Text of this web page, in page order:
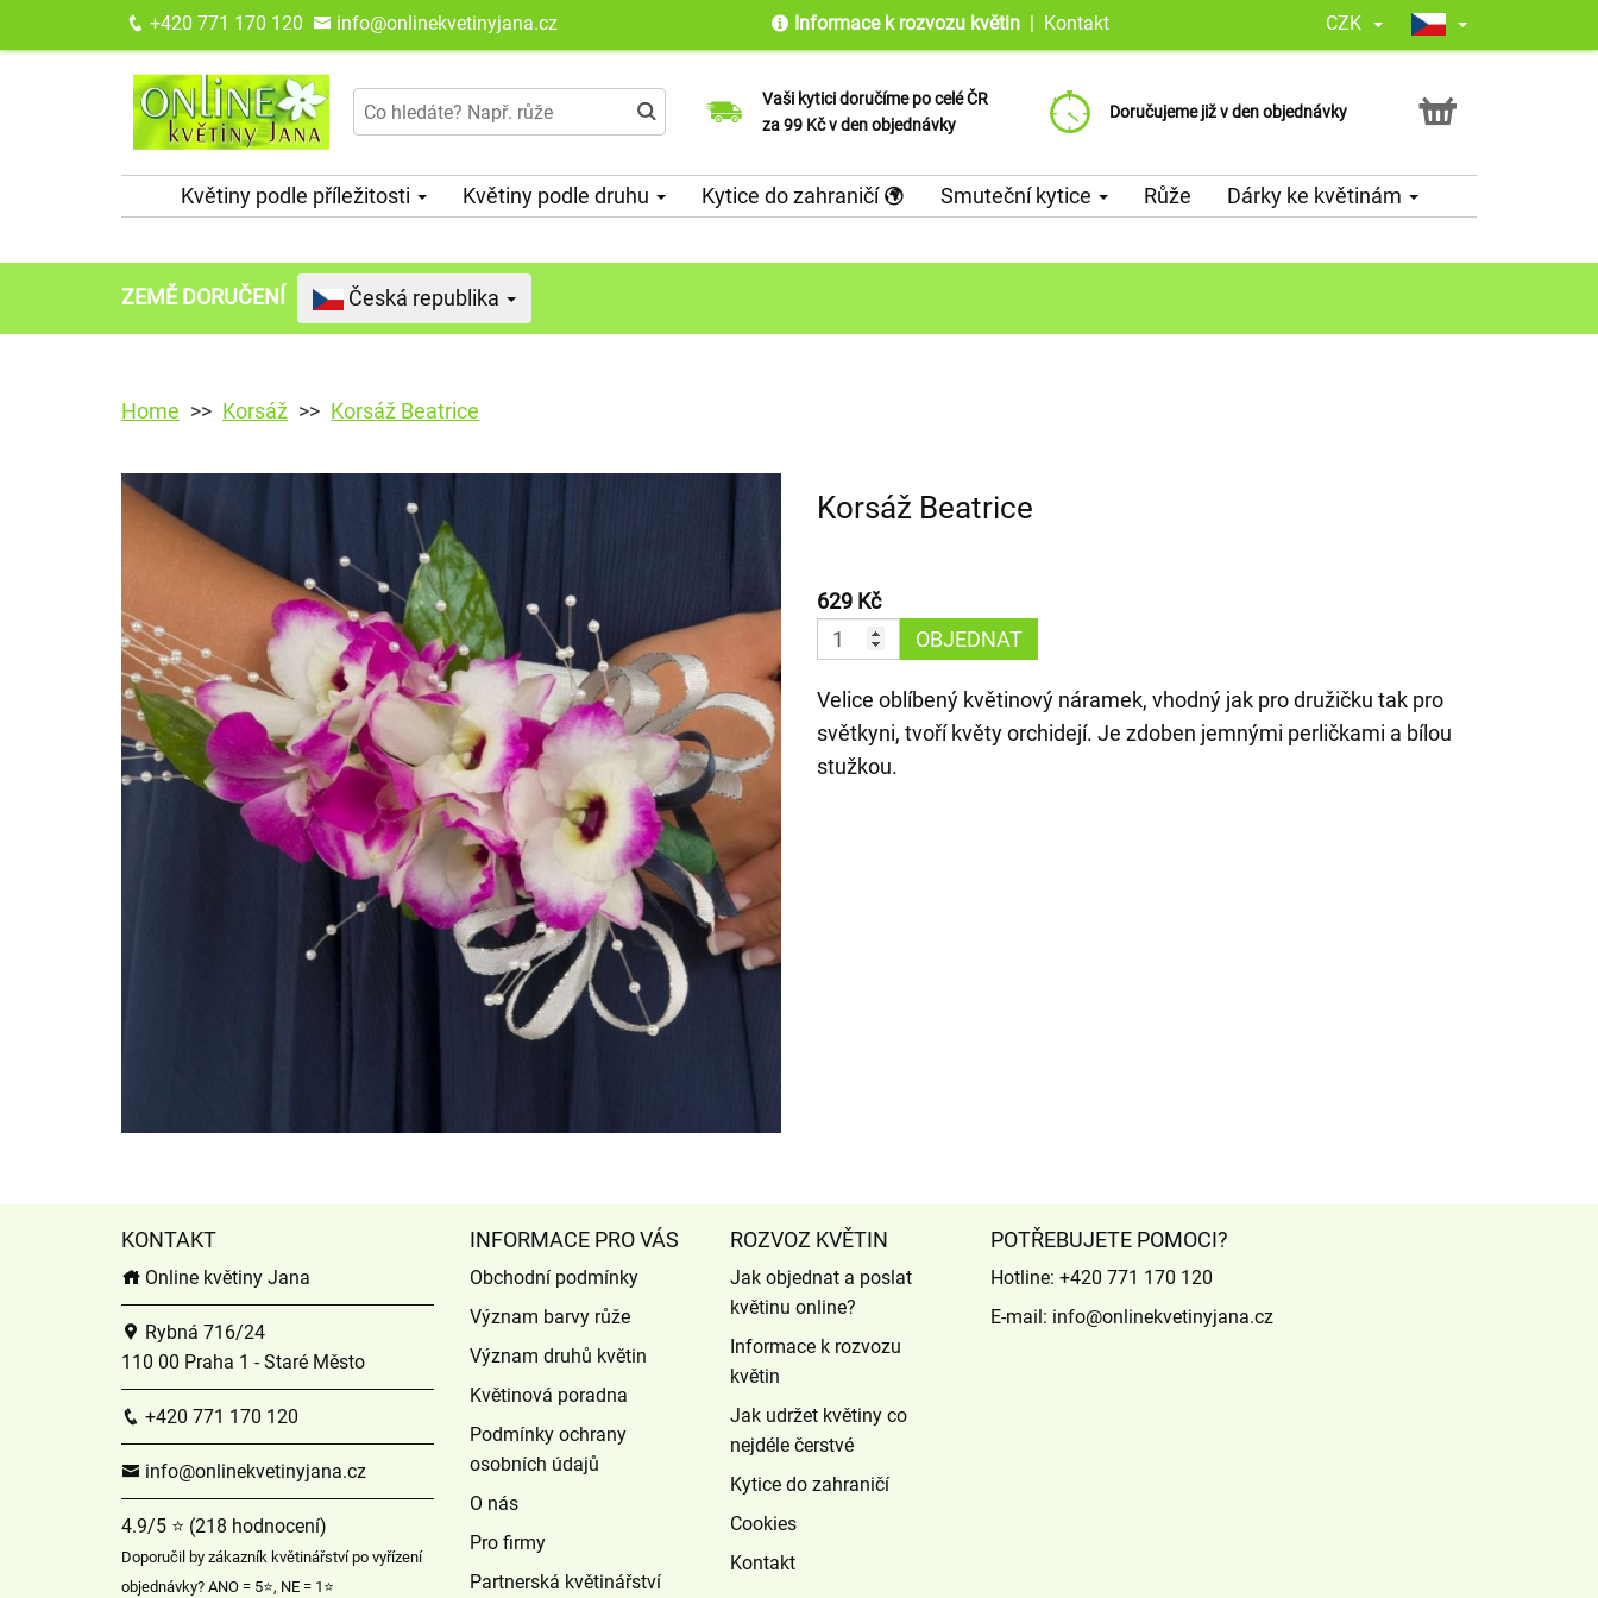
+420 771 170 120 info@onlinekvetinyjana.cz Informace k rozvozu květin | Kontakt CZK
Vaši kytici doručíme po celé ČR
za 99 Kč v den objednávky
Jsme tu pro Vás od objednání až po
doručení květin
Doručujeme do 100 zemí světa již od
roku 2010
Doručujeme již v den objednávky
Zaručení spolehlivosti, dle Google
nás zákazníci hodnotí 4,8 z 5,0
Překvapíme Vaší květinou
a doplníme ji o Vámi vybraný vzkaz
Květiny podle příležitosti Květiny podle druhu Kytice do zahraničí Smuteční kytice Růže Dárky ke květinám
ZEMĚ DORUČENÍ Česká republika
Home Korsáž Korsáž Beatrice
Korsáž Beatrice
629 Kč
OBJEDNAT
Velice oblíbený květinový náramek, vhodný jak pro družičku tak pro
světkyni, tvoří květy orchidejí. Je zdoben jemnými perličkami a bílou
stužkou.
KONTAKT
Online květiny Jana
Rybná 716/24
110 00 Praha 1 - Staré Město
+420 771 170 120
info@onlinekvetinyjana.cz
4.9/5 ⭐ (218 hodnocení)
Doporučil by zákazník květinářství po vyřízení
objednávky? ANO = 5⭐, NE = 1⭐
INFORMACE PRO VÁS
Obchodní podmínky
Význam barvy růže
Význam druhů květin
Květinová poradna
Podmínky ochrany
osobních údajů
O nás
Pro firmy
Partnerská květinářství
ROZVOZ KVĚTIN
Jak objednat a poslat
květinu online?
Informace k rozvozu
květin
Jak udržet květiny co
nejdéle čerstvé
Kytice do zahraničí
Cookies
Kontakt
POTŘEBUJETE POMOCI?
Hotline:+420 771 170 120
E-mail: info@onlinekvetinyjana.cz